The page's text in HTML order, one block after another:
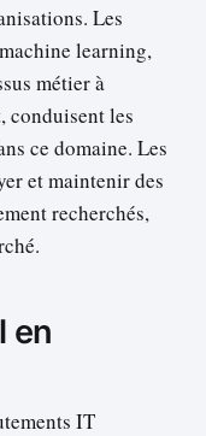
Les
learning,
métier à
conduisent les
ce domaine. Les
et maintenir des
recherchés,
en
IT